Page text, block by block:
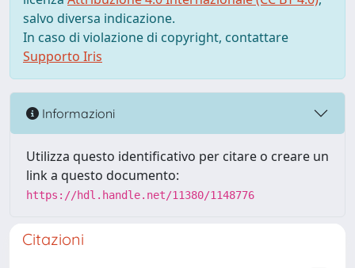
salvo diversa indicazione.
In caso di violazione di copyright, contattare
Supporto Iris
Informazioni
Utilizza questo identificativo per citare o creare un
link a questo documento:
https://hdl.handle.net/11380/1148776
Citazioni